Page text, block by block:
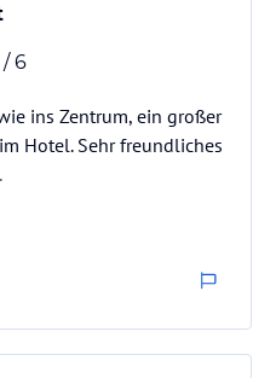
/ 6
ins Zentrum, ein großer
Hotel. Sehr freundliches